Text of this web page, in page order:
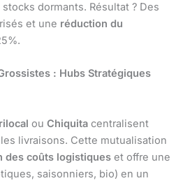
dormants. Résultat ? Des
et une réduction du
: Hubs Stratégiques
ou Chiquita centralisent
livraisons. Cette mutualisation
des coûts logistiques et offre une
saisonniers, bio) en un